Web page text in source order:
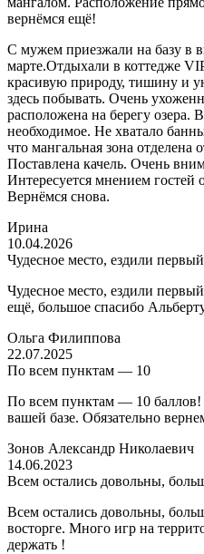
вернёмся ещё!
С мужем приезжали на базу в
марте.Отдыхали в коттедже
красивую природу, тишину и
здесь побывать. Очень
расположена на берегу озера.
необходимое. Не хватало
что мангальная зона отделена
Поставлена качель. Очень
Интересуется мнением гостей
Вернёмся снова.
Ирина
10.04.2026
Чудесное место, ездили первый
Чудесное место, ездили
ещё, большое спасибо
Ольга Филиппова
22.07.2025
По всем пунктам — 10
По всем пунктам — 10 баллов!
вашей базе. Обязательно
Зонов Александр Николаевич
14.06.2023
Всем остались довольны,
Всем остались довольны,
восторге. Много игр на
держать !